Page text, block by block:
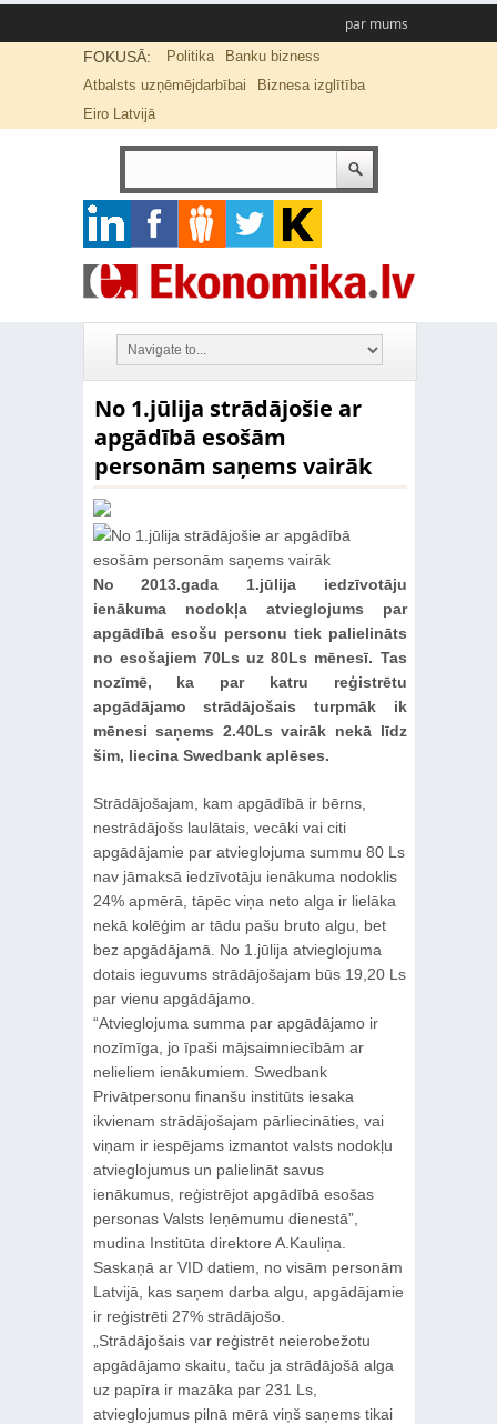
par mums
FOKUSĀ: Politika
Banku bizness
Atbalsts uzņēmējdarbībai
Biznesa izglītība
Eiro Latvijā
No 1.jūlija strādājošie ar
apgādībā esošām
personām saņems vairāk
No 2013.gada 1.jūlija iedzīvotāju
ienākuma nodokļa atvieglojums par
apgādībā esošu personu tiek palielināts
no esošajiem 70Ls uz 80Ls mēnesī. Tas
nozīmē, ka par katru reģistrētu
apgādājamo strādājošais turpmāk ik
mēnesi saņems 2.40Ls vairāk nekā līdz
šim, liecina Swedbank aplēses.
Strādājošajam, kam apgādībā ir bērns,
nestrādājošs laulātais, vecāki vai citi
apgādājamie par atvieglojuma summu 80 Ls
nav jāmaksā iedzīvotāju ienākuma nodoklis
24% apmērā, tāpēc viņa neto alga ir lielāka
nekā kolēģim ar tādu pašu bruto algu, bet
bez apgādājamā. No 1.jūlija atvieglojuma
dotais ieguvums strādājošajam būs 19,20 Ls
par vienu apgādājamo.
“Atvieglojuma summa par apgādājamo ir
nozīmīga, jo īpaši mājsaimniecībām ar
nelieliem ienākumiem. Swedbank
Privātpersonu finanšu institūts iesaka
ikvienam strādājošajam pārliecināties, vai
viņam ir iespējams izmantot valsts nodokļu
atvieglojumus un palielināt savus
ienākumus, reģistrējot apgādībā esošas
personas Valsts Ieņēmumu dienestā”,
mudina Institūta direktore A.Kauliņa.
Saskaņā ar VID datiem, no visām personām
Latvijā, kas saņem darba algu, apgādājamie
ir reģistrēti 27% strādājošo.
„Strādājošais var reģistrēt neierobežotu
apgādājamo skaitu, taču ja strādājošā alga
uz papīra ir mazāka par 231 Ls,
atvieglojumus pilnā mērā viņš saņems tikai